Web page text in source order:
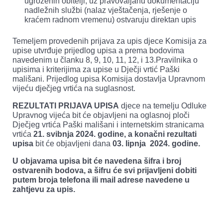
nadležnih službi (nalaz vještačenja, rješenje o
kraćem radnom vremenu) ostvaruju direktan upis
Temeljem provedenih prijava za upis djece Komisija za
upise utvrđuje prijedlog upisa a prema bodovima
navedenim u članku 8, 9, 10, 11, 12, i 13.Pravilnika o
upisima i kriterijima za upise u Dječji vrtić Paški
mališani. Prijedlog upisa Komisija dostavlja Upravnom
vijeću dječjeg vrtića na suglasnost.
REZULTATI PRIJAVA UPISA djece na temelju Odluke
Upravnog vijeća bit će objavljeni na oglasnoj ploči
Dječjeg vrtića Paški mališani i internetskim stranicama
vrtića 21. svibnja 2024. godine, a konačni rezultati
upisa bit će objavljeni dana 03. lipnja 2024. godine.
U objavama upisa bit će navedena šifra i broj
ostvarenih bodova, a šifru će svi prijavljeni dobiti
putem broja telefona ili mail adrese navedene u
zahtjevu za upis.